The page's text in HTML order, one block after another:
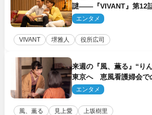
謎――『VIVANT』第12
エンタメ
VIVANT 堺雅人 役所広司
来週の『風、薫る』“り
東京へ 恵風看護婦会で
エンタメ
風、薫る 見上愛 上坂樹里